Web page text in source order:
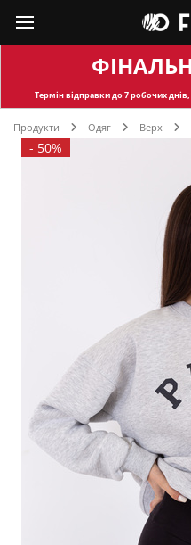
Термін відправкидо 7 робочих днів,
Продукти Одяг Верх
- 50%